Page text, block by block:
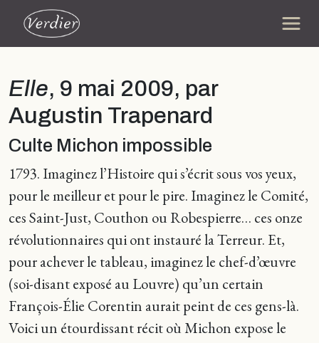
Elle, 9 mai 2009, par
Augustin Trapenard
Culte Michon impossible
1793. Imaginez l’Histoire qui s’écrit sous vos yeux,
pour le meilleur et pour le pire. Imaginez le Comité,
ces Saint-Just, Couthon ou Robespierre… ces onze
révolutionnaires qui ont instauré la Terreur. Et,
pour achever le tableau, imaginez le chef-d’œuvre
(soi-disant exposé au Louvre) qu’un certain
François-Élie Corentin aurait peint de ces gens-là.
Voici un étourdissant récit où Michon expose le